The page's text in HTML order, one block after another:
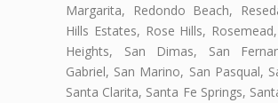
Margarita, Redondo Beach,
Hills Estates, Rose Hills,
Heights, San Dimas, San
Gabriel, San Marino, San Pasqual,
Santa Clarita, Santa Fe Springs,